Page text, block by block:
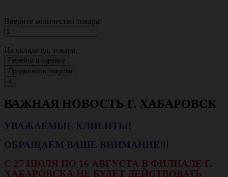
Введите количество товара:
На складе ед. товара.
Перейти в корзину
Продолжить покупки
×
ВАЖНАЯ НОВОСТЬ Г. ХАБАРОВСК
УВАЖАЕМЫЕ КЛИЕНТЫ!
ОБРАЩАЕМ ВАШЕ ВНИМАНИЕ!!!
С 27 ИЮЛЯ ПО 16 АВГУСТА В ФИЛИАЛЕ Г.
ХАБАРОВСКА НЕ БУДЕТ ДЕЙСТВОВАТЬ